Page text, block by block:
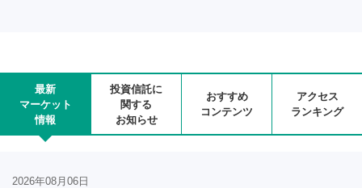
最新
マーケット
情報
投資信託に
関する
お知らせ
おすすめ
コンテンツ
アクセス
ランキング
2026年08月06日